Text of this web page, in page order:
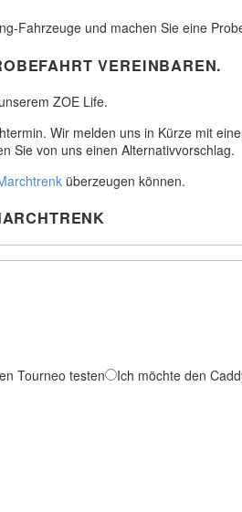
Fahrzeuge und machen Sie eine
VEREINBAREN.
ZOE Life.
Wir melden uns in Kürze mit
Sie von uns einen Alternativvorschlag.
überzeugen können.
Tourneo testen Ich möchte den